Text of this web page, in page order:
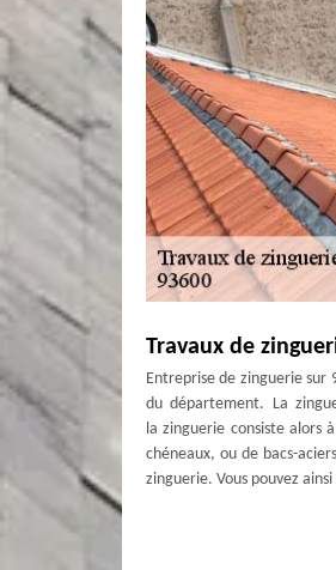
Travaux de
Entreprise de zinguerie sur
du département. La
la zinguerie consiste alors
chéneaux, ou de bacs-
zinguerie. Vous pouvez